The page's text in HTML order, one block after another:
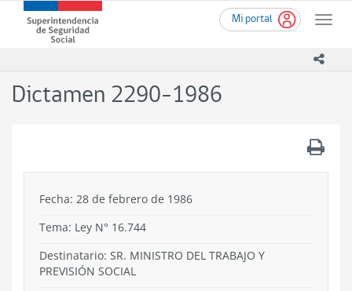
contenido
Mi portal
Toggle
Superintendencia
de
-
Dictamen 2290-1986
Fecha: 28 de febrero de 1986
Tema: Ley N° 16.744
Destinatario: SR. MINISTRO DEL TRABAJO Y
PREVISIÓN SOCIAL